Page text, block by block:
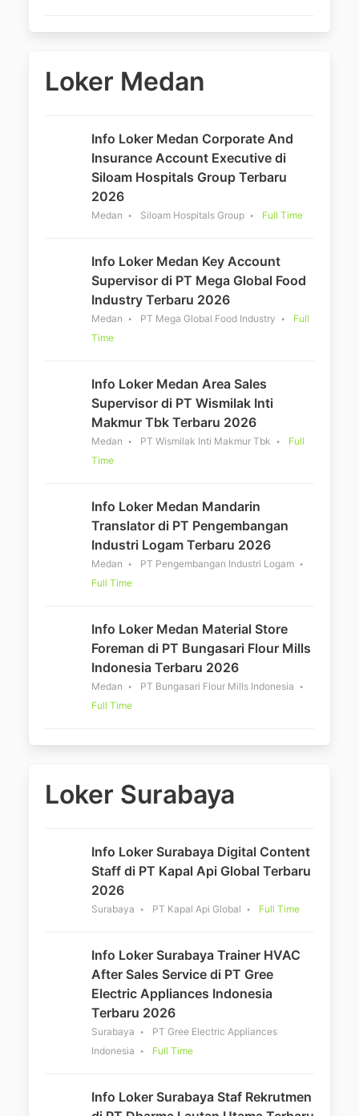
Loker Medan
Info Loker Medan Corporate And
Insurance Account Executive di
Siloam Hospitals Group Terbaru
2026
Medan Siloam Hospitals Group Full Time
Info Loker Medan Key Account
Supervisor di PT Mega Global Food
Industry Terbaru 2026
Medan PT Mega Global Food Industry
Full
Time
Info Loker Medan Area Sales
Supervisor di PT Wismilak Inti
Makmur Tbk Terbaru 2026
Medan PT Wismilak Inti Makmur Tbk
Full
Time
Info Loker Medan Mandarin
Translator di PT Pengembangan
Industri Logam Terbaru 2026
Medan
PT Pengembangan Industri Logam
Full Time
Info Loker Medan Material Store
Foreman di PT Bungasari Flour Mills
Indonesia Terbaru 2026
Medan
PT Bungasari Flour Mills Indonesia
Full Time
Loker Surabaya
Info Loker Surabaya Digital Content
Staff di PT Kapal Api Global Terbaru
2026
Surabaya PT Kapal Api Global Full Time
Info Loker Surabaya Trainer HVAC
After Sales Service di PT Gree
Electric Appliances Indonesia
Terbaru 2026
Surabaya
PT Gree Electric Appliances
Indonesia
Full Time
Info Loker Surabaya Staf Rekrutmen